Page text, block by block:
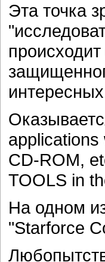
Эта точка
applications
CD-ROM,
TOOLS in
На одном
"Starforce